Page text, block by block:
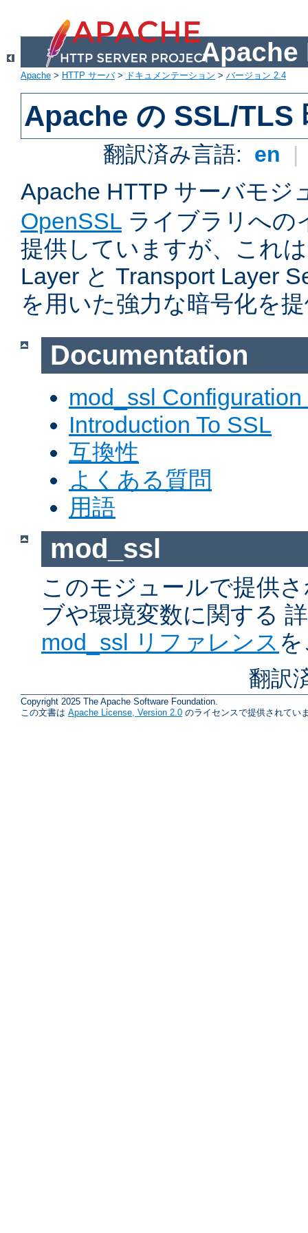
Apache
Apache > HTTP サーバ> ドキュメンテーション > バージョン 2.4
Apache の SSL/TLS
翻訳済み言語: en |
Apache HTTP サーバモジ
OpenSSL ライブラリへの
提供していますが、これ
Layer と Transport Layer
を用いた強力な暗号化を
Documentation
mod_ssl Configuration
Introduction To SSL
互換性
よくある質問
用語
mod_ssl
このモジュールで提供
ブや環境変数に関する
mod_ssl リファレンス
翻訳
Copyright 2025 The Apache Software Foundation.
この文書は Apache License, Version 2.0 のライセンスで提供されてい